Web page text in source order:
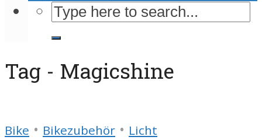
Tag - Magicshine
Bike • Bikezubehör • Licht